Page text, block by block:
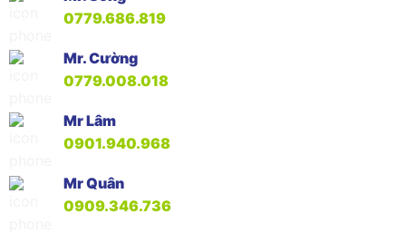
0779.686.819
Mr. Cường
0779.008.018
Mr Lâm
0901.940.968
Mr Quân
0909.346.736